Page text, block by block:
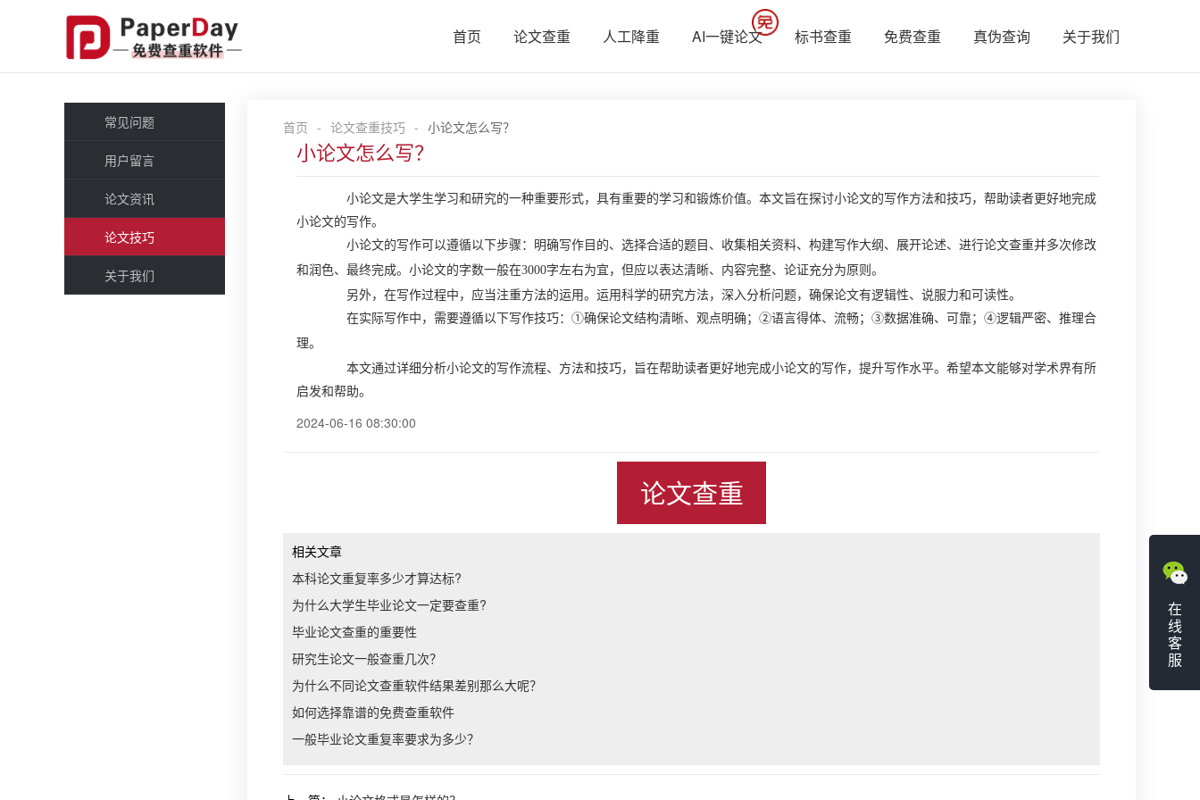
首页 论文查重 人工降重 AI一键论文 标书查重 免费查重 真伪查询 关于我们
常见问题
用户留言
论文资讯
论文技巧
关于我们
首页 - 论文查重技巧 - 小论文怎么写？
小论文怎么写？
小论文是大学生学习和研究的一种重要形式，具有重要的学习和锻炼价值。本文旨在探讨小论文的写作方法和技巧，帮助读者更好地完成
小论文的写作。
小论文的写作可以遵循以下步骤：明确写作目的、选择合适的题目、收集相关资料、构建写作大纲、展开论述、进行论文查重并多次修改
和润色、最终完成。小论文的字数一般在3000字左右为宜，但应以表达清晰、内容完整、论证充分为原则。
另外，在写作过程中，应当注重方法的运用。运用科学的研究方法，深入分析问题，确保论文有逻辑性、说服力和可读性。
在实际写作中，需要遵循以下写作技巧： ①确保论文结构清晰、观点明确；②语言得体、流畅；③数据准确、可靠；④逻辑严密、推理合
理。
本文通过详细分析小论文的写作流程、方法和技巧，旨在帮助读者更好地完成小论文的写作，提升写作水平。希望本文能够对学术界有所
启发和帮助。
2024-06-16 08:30:00
论文查重
相关文章
本科论文重复率多少才算达标?
为什么大学生毕业论文一定要查重?
毕业论文查重的重要性
研究生论文一般查重几次？
为什么不同论文查重软件结果差别那么大呢？
如何选择靠谱的免费查重软件
一般毕业论文重复率要求为多少？
在
线
客
服